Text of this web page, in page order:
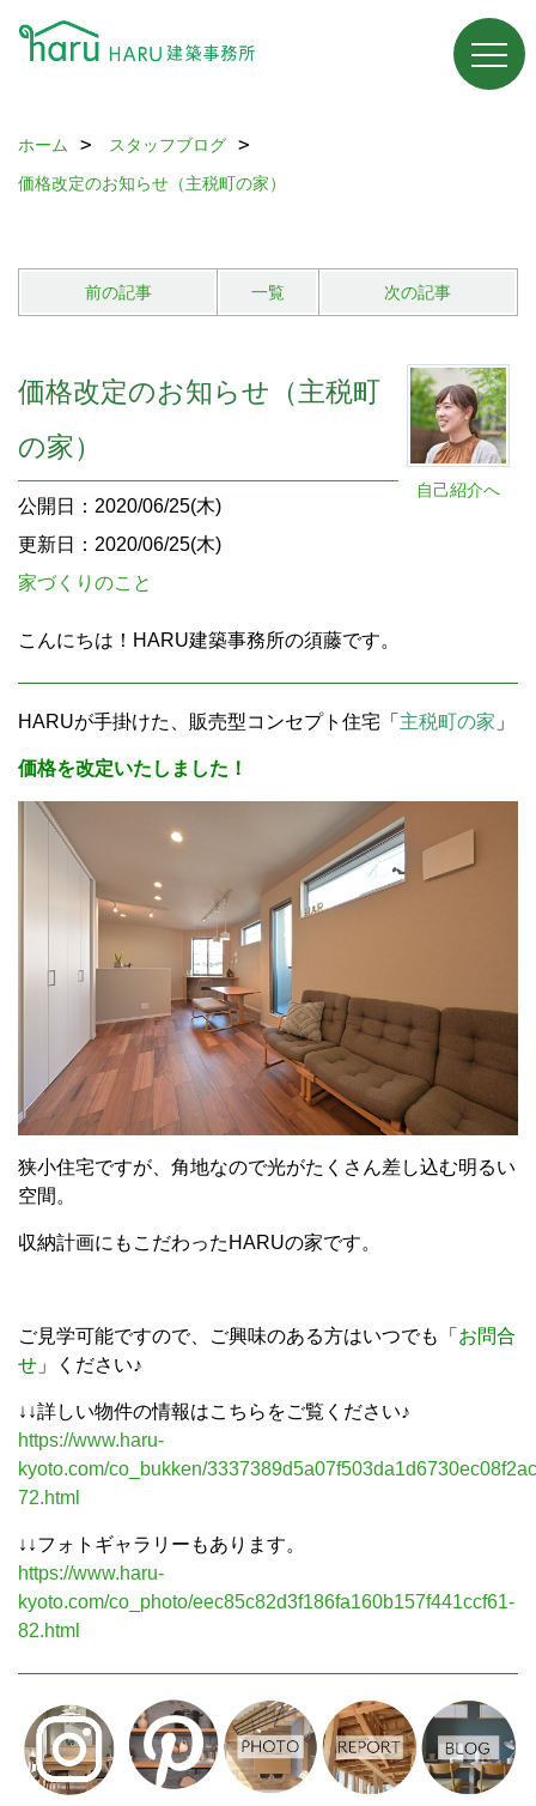
ホーム
スタッフブログ
価格改定のお知らせ（主税町の家）
前の記事 一覧 次の記事
自己紹介へ
価格改定のお知らせ（主税町
の家）
公開日：2020/06/25(木)
更新日：2020/06/25(木)
家づくりのこと
こんにちは！HARU建築事務所の須藤です。
HARUが手掛けた、販売型コンセプト住宅「 主税町の家 」
価格を改定いたしました！
狭小住宅ですが、角地なので光がたくさん差し込む明るい
空間。
収納計画にもこだわったHARUの家です。
ご見学可能ですので、ご興味のある方はいつでも「 お問合
せ 」ください♪
↓↓詳しい物件の情報はこちらをご覧ください♪
https://www.haru-
kyoto.com/co_bukken/
72.html
↓↓フォトギャラリーもあります。
https://www.haru-
kyoto.com/co_photo/eec85c82d3f186fa160b157f441ccf61-
82.html